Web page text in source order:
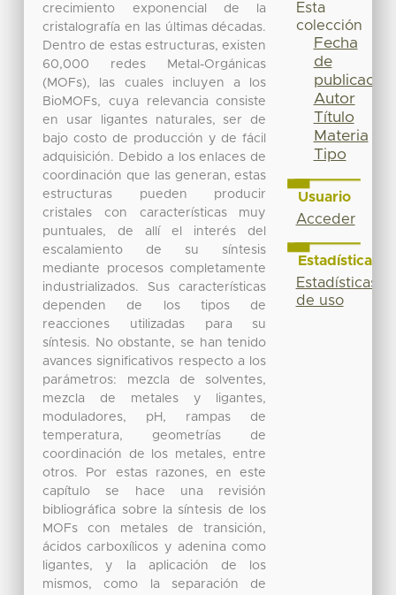
crecimiento exponencial de la
cristalografía en las últimas décadas.
Dentro de estas estructuras, existen
60,000 redes Metal-Orgánicas
(MOFs), las cuales incluyen a los
BioMOFs, cuya relevancia consiste
en usar ligantes naturales, ser de
bajo costo de producción y de fácil
adquisición. Debido a los enlaces de
coordinación que las generan, estas
estructuras pueden producir
cristales con características muy
puntuales, de allí el interés del
escalamiento de su síntesis
mediante procesos completamente
industrializados. Sus características
dependen de los tipos de
reacciones utilizadas para su
síntesis. No obstante, se han tenido
avances significativos respecto a los
parámetros: mezcla de solventes,
mezcla de metales y ligantes,
moduladores, pH, rampas de
temperatura, geometrías de
coordinación de los metales, entre
otros. Por estas razones, en este
capítulo se hace una revisión
bibliográfica sobre la síntesis de los
MOFs con metales de transición,
ácidos carboxílicos y adenina como
ligantes, y la aplicación de los
mismos, como la separación de
Esta
colección
Fecha
de
publicación
Autor
Título
Materia
Tipo
Usuario
Acceder
Estadísticas
Estadísticas
de uso